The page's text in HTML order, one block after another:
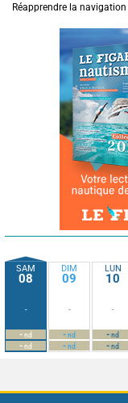
SAM
08
-
-nd
-nd
DIM
09
-
-nd
-nd
LUN
10
-
-nd
-nd